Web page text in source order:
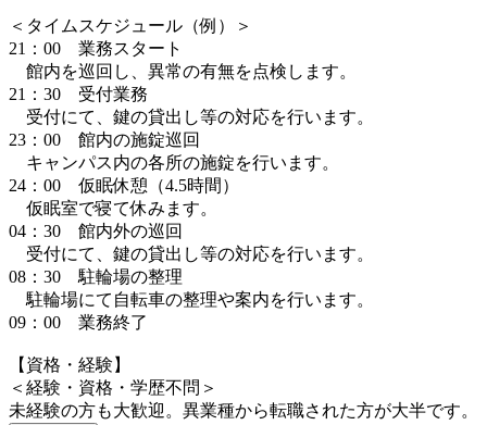
＜タイムスケジュール（例）＞
21：00 業務スタート
館内を巡回し、異常の有無を点検します。
21：30 受付業務
受付にて、鍵の貸出し等の対応を行います。
23：00 館内の施錠巡回
キャンパス内の各所の施錠を行います。
24：00 仮眠休憩（4.5時間）
仮眠室で寝て休みます。
04：30 館内外の巡回
受付にて、鍵の貸出し等の対応を行います。
08：30 駐輪場の整理
駐輪場にて自転車の整理や案内を行います。
09：00 業務終了
【資格・経験】
＜経験・資格・学歴不問＞
未経験の方も大歓迎。異業種から転職された方が大半です。